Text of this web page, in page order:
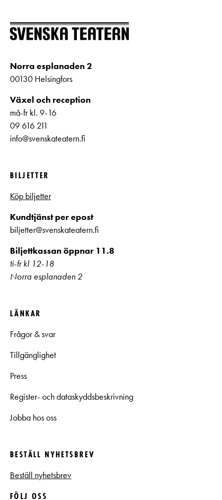
Norra esplanaden 2
00130 Helsingfors
Växel och reception
må-fr kl. 9-16
09 616 211
info@svenskateatern.fi
BILJETTER
Köp biljetter
Kundtjänst per epost
biljetter@svenskateatern.fi
Biljettkassan öppnar 11.8
ti-fr kl 12-18
Norra esplanaden 2
LÄNKAR
Frågor & svar
Tillgänglighet
Press
Register- och dataskyddsbeskrivning
Jobba hos oss
BESTÄLL NYHETSBREV
Beställ nyhetsbrev
FÖLJ OSS